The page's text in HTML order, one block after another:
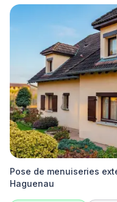
Pose de menuiseries
Haguenau